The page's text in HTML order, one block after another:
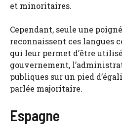
et minoritaires.
Cependant, seule une
reconnaissent ces langues
qui leur permet d’être
gouvernement,
publiques sur un pied
parlée majoritaire.
Espagne